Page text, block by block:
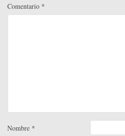
Comentario *
Nombre *